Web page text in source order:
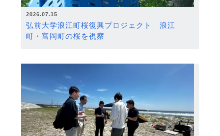
2026.07.15
弘前大学浪江町桜復興プロジェクト 浪江
町・富岡町の桜を視察